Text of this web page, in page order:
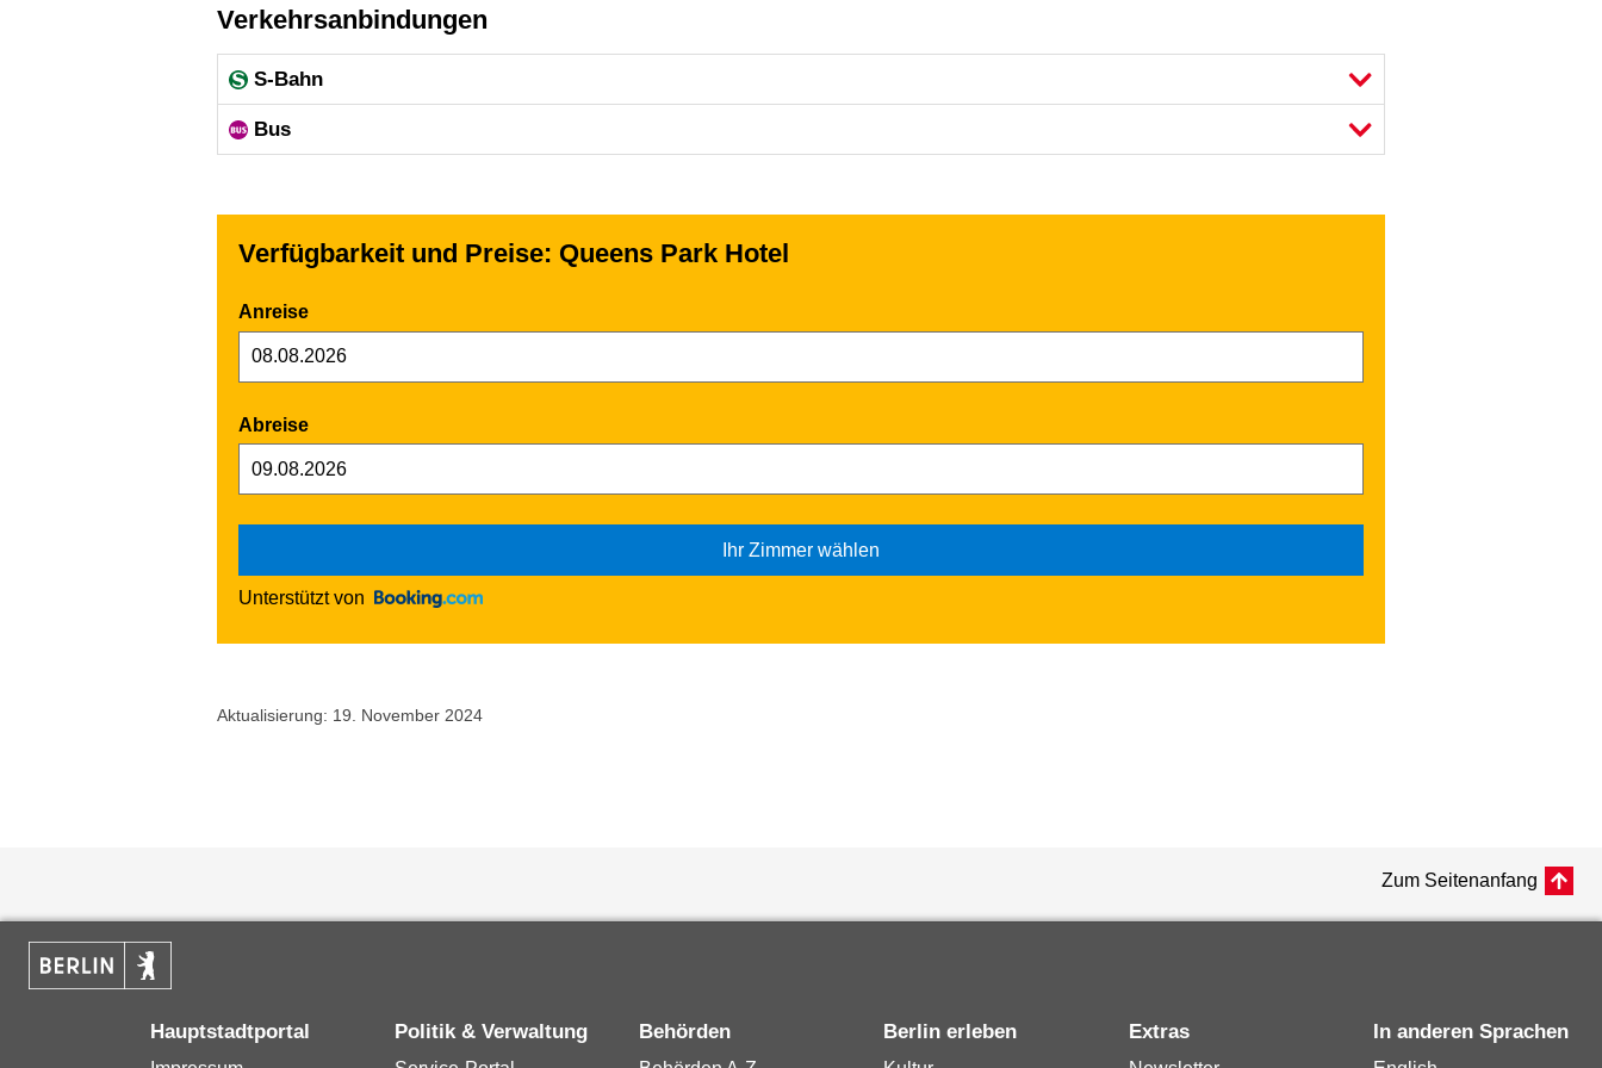
Verkehrsanbindungen
S-Bahn
Bus
Verfügbarkeit und Preise: Queens Park Hotel
Anreise
Abreise
Ihr Zimmer wählen
Unterstützt von
Aktualisierung: 19. November 2024
Zum Seitenanfang
Hauptstadtportal Politik & Verwaltung Behörden Berlin erleben Extras In anderen Sprachen